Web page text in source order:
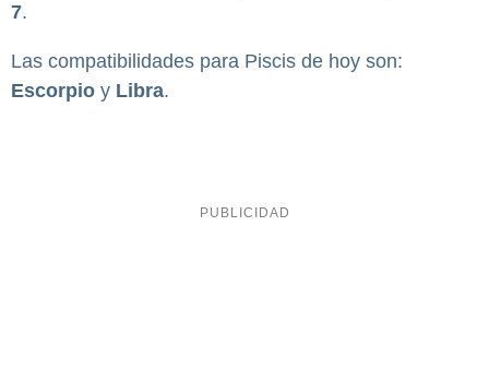
7.
Las compatibilidades para Piscis de hoy son:
Escorpio y Libra.